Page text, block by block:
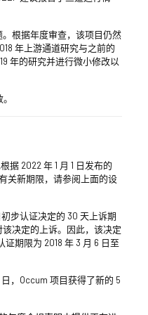
根据年度审查，该项目仍然
年上游通道研究与之前的
年的研究并进行微小修改以
据 2022 年 1 月 1 日发布的
关新期限，请参阅上面的设
步认证决定的 30 天上诉期
该决定的上诉。因此，该决定
期限为 2018 年 3 月 6 日至
日，Occum 项目获得了新的 5